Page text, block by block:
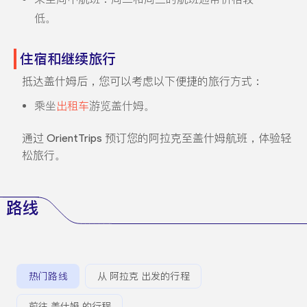
低。
住宿和继续旅行
抵达盖什姆后，您可以考虑以下便捷的旅行方式：
乘坐出租车游览盖什姆。
通过 OrientTrips 预订您的阿拉克至盖什姆航班，体验轻
松旅行。
路线
热门路线 从 阿拉克 出发的行程